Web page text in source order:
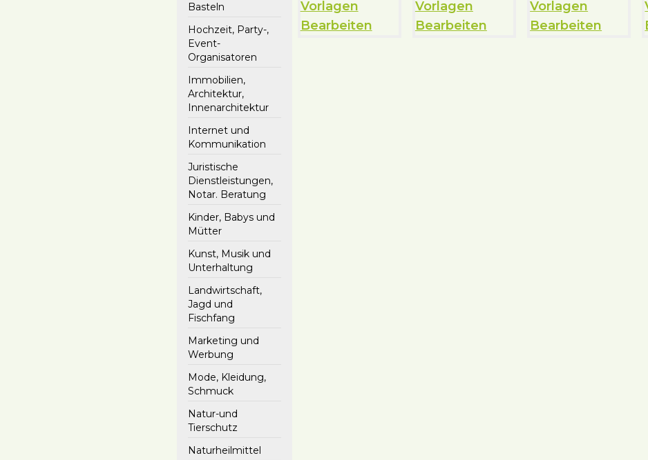
Basteln
Hochzeit, Party-,
Event-
Organisatoren
Immobilien,
Architektur,
Innenarchitektur
Internet und
Kommunikation
Juristische
Dienstleistungen,
Notar. Beratung
Kinder, Babys und
Mütter
Kunst, Musik und
Unterhaltung
Landwirtschaft,
Jagd und
Fischfang
Marketing und
Werbung
Mode, Kleidung,
Schmuck
Natur-und
Tierschutz
Naturheilmittel